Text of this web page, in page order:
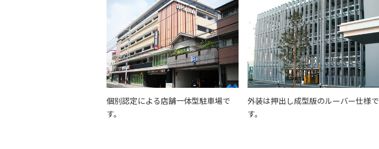
個別認定による店舗一体型駐車場で
す。
外装は押出し成型版のルーバー仕様で
す。